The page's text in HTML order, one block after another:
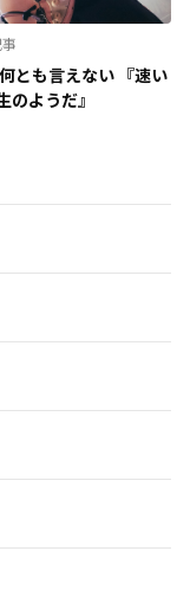
とも言えない 『速い
のようだ』